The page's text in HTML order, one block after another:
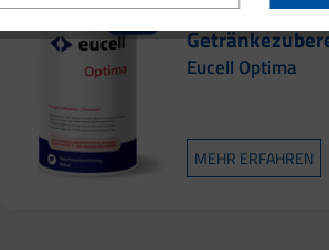
Eucell Optima
MEHR ERFAHREN